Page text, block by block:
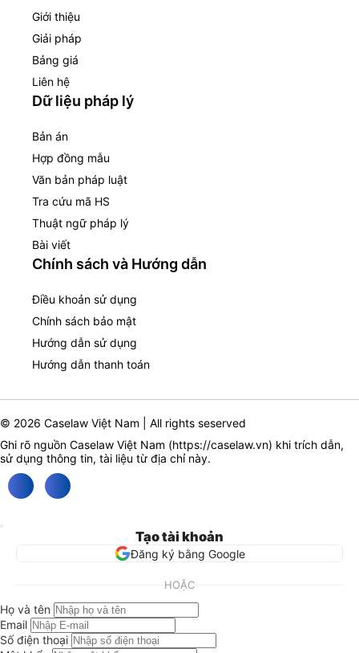
Giới thiệu
Giải pháp
Bảng giá
Liên hệ
Dữ liệu pháp lý
Bản án
Hợp đồng mẫu
Văn bản pháp luật
Tra cứu mã HS
Thuật ngữ pháp lý
Bài viết
Chính sách và Hướng dẫn
Điều khoản sử dụng
Chính sách bảo mật
Hướng dẫn sử dụng
Hướng dẫn thanh toán
© 2026 Caselaw Việt Nam | All rights seserved
Ghi rõ nguồn Caselaw Việt Nam (https://caselaw.vn) khi trích dẫn,
sử dụng thông tin, tài liệu từ địa chỉ này.
Tạo tài khoản
Đăng ký bằng Google
HOẶC
Họ và tên
Email
Số điện thoại